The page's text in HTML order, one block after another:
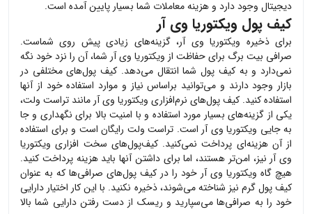
دیجیتال وجود دارد و هزینه معاملات شما بسیار پایین آمده است.
کیف پول ویکتوریا وی آر
برای ذخیره ویکتوریا وی آر، گزینه‌های زیادی پیش روی شماست.
صرافی بیت برگ برای حفاظت از ویکتوریا وی آر شما، آن را نزد خود نگه
نمی‌دارد و به کیف پول شما انتقال می‌دهد. کیف پول‌های مختلفی در
بازار وجود دارند و می‌توانید براساس نیاز و موارد استفاده خود از آنها
استفاده کنید. کیف پول‌های نرم‌افزاری ویکتوریا وی آر مانند تراست ولت،
یکی از گزینه‌های بسیار مورد استفاده و با امنیت بالا برای نگهداری و جا
به جایی ویکتوریا وی آر است. تراست ولت رایگان است و برای استفاده
از آن هزینه‌ای پرداخت نمی‌کنید. کیف‌پول‌های سخت افزاری ویکتوریا
وی آر نیز، امن‌تر هستند، اما برای داشتن آنها باید هزینه پرداخت کنید.
هیچ گاه ویکتوریا وی آر خود را در کیف پول‌های صرافی‌ها که به عنوان
کیف پول گرم نیز شناخته می‌شوند، ذخیره نکنید. با این کار اختیار دارایی
خود را به صرافی‌ها می‌سپارید و ریسک از دست رفتن دارایی شما بالا